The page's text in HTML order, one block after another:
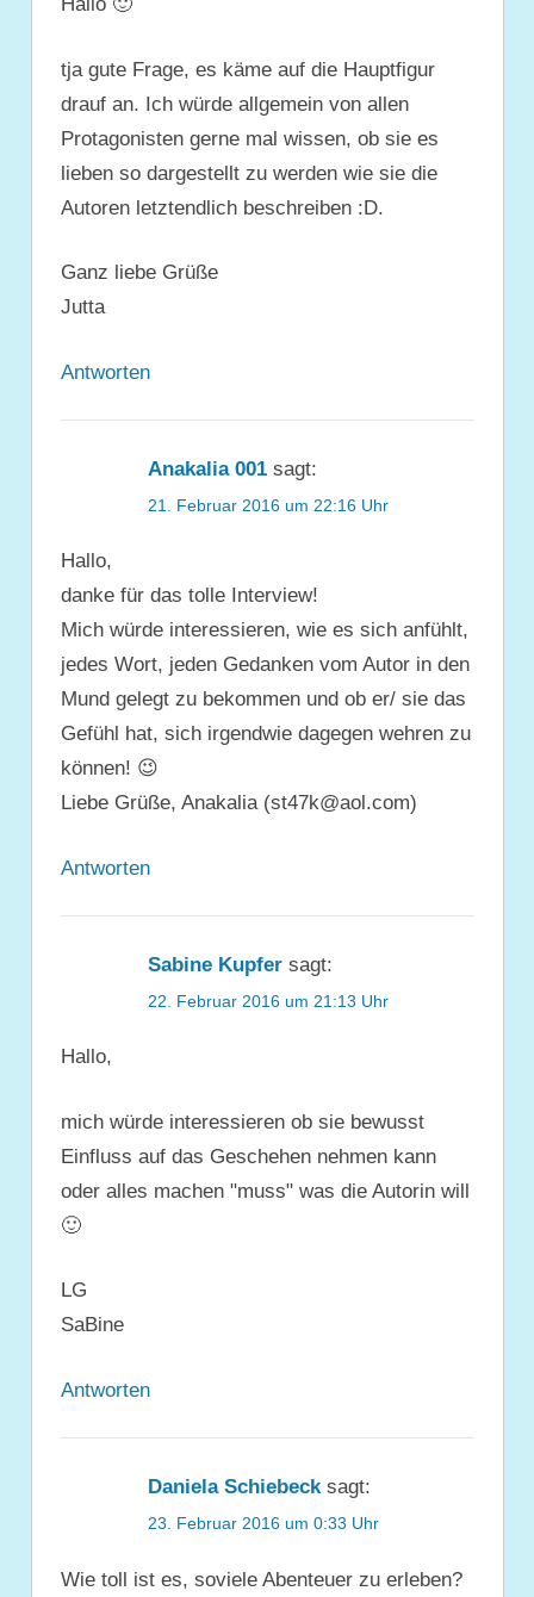
Hallo 🙂
tja gute Frage, es käme auf die Hauptfigur
drauf an. Ich würde allgemein von allen
Protagonisten gerne mal wissen, ob sie es
lieben so dargestellt zu werden wie sie die
Autoren letztendlich beschreiben :D.
Ganz liebe Grüße
Jutta
Antworten
Anakalia 001 sagt:
21. Februar 2016 um 22:16 Uhr
Hallo,
danke für das tolle Interview!
Mich würde interessieren, wie es sich anfühlt,
jedes Wort, jeden Gedanken vom Autor in den
Mund gelegt zu bekommen und ob er/ sie das
Gefühl hat, sich irgendwie dagegen wehren zu
können! 😉
Liebe Grüße, Anakalia (st47k@aol.com)
Antworten
Sabine Kupfer sagt:
22. Februar 2016 um 21:13 Uhr
Hallo,
mich würde interessieren ob sie bewusst
Einfluss auf das Geschehen nehmen kann
oder alles machen "muss" was die Autorin will
🙂
LG
SaBine
Antworten
Daniela Schiebeck sagt:
23. Februar 2016 um 0:33 Uhr
Wie toll ist es, soviele Abenteuer zu erleben?